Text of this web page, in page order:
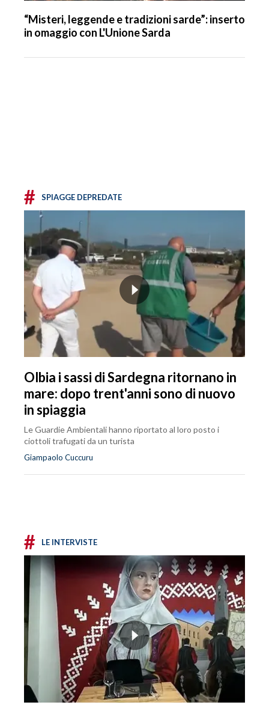
“Misteri, leggende e tradizioni sarde”: inserto
in omaggio con L'Unione Sarda
# SPIAGGE DEPREDATE
Olbia i sassi di Sardegna ritornano in
mare: dopo trent'anni sono di nuovo
in spiaggia
Le Guardie Ambientali hanno riportato al loro posto i
ciottoli trafugati da un turista
Giampaolo Cuccuru
# LE INTERVISTE